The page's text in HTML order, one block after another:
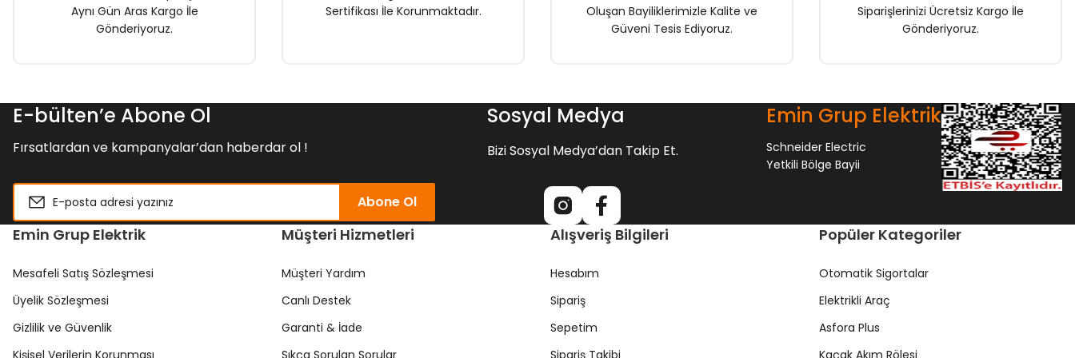
Aynı Gün Aras Kargo İle
Gönderiyoruz.
Sertifikası İle Korunmaktadır.
Oluşan Bayiliklerimizle Kalite ve
Güveni Tesis Ediyoruz.
Siparişlerinizi Ücretsiz Kargo İle
Gönderiyoruz.
E-bülten’e Abone Ol
Fırsatlardan ve kampanyalar’dan haberdar ol !
Abone Ol
Sosyal Medya
Bizi Sosyal Medya’dan Takip Et.
Emin Grup Elektrik
Schneider Electric
Yetkili Bölge Bayii
Emin Grup Elektrik
Mesafeli Satış Sözleşmesi
Üyelik Sözleşmesi
Gizlilik ve Güvenlik
Müşteri Hizmetleri
Müşteri Yardım
Canlı Destek
Garanti & İade
Alışveriş Bilgileri
Hesabım
Sipariş
Sepetim
Popüler Kategoriler
Otomatik Sigortalar
Elektrikli Araç
Asfora Plus